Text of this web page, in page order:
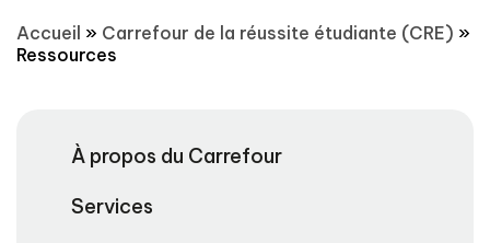
Accueil » Carrefour de la réussite étudiante (CRE) »
Ressources
À propos du Carrefour
Services